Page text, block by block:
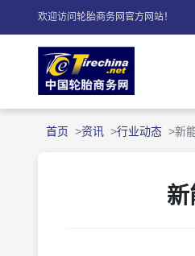
欢迎访问轮胎商务网官方网站！
首页 资讯 行业动态 新
新